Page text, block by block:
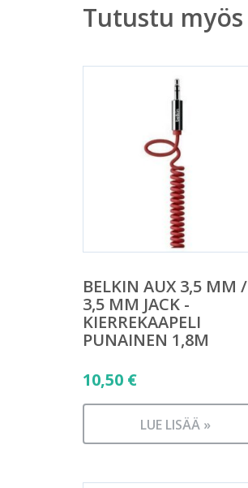
Tutustu myös
BELKIN AUX 3,5 MM /
3,5 MM JACK -
KIERREKAAPELI
PUNAINEN 1,8M
10,50 €
LUE LISÄÄ »